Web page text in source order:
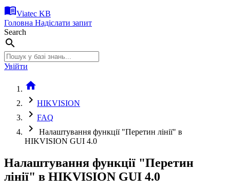
menu_bookViatec KB
Головна Надіслати запит
Search
search
Увійти
home
chevron_right HIKVISION
chevron_right FAQ
chevron_right
Налаштування функції "Перетин лінії" в
HIKVISION GUI 4.0
Налаштування функції "Перетин
лінії" в HIKVISION GUI 4.0